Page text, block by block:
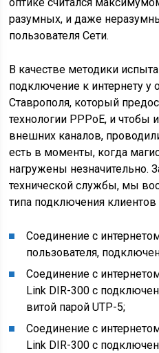
оптике считался
разумных, и даже
пользователя Сети.
В качестве методики
подключение к интернету у
Ставрополя, который
технологии PPPoE, и чтобы
внешних каналов,
есть в моменты, когда
нагружены незначительно.
технической службы, мы
типа подключения клиентов
Соединение с
пользователя,
Соединение с
Link DIR-300 с
витой парой UTP-5;
Соединение с
Link DIR-300 с